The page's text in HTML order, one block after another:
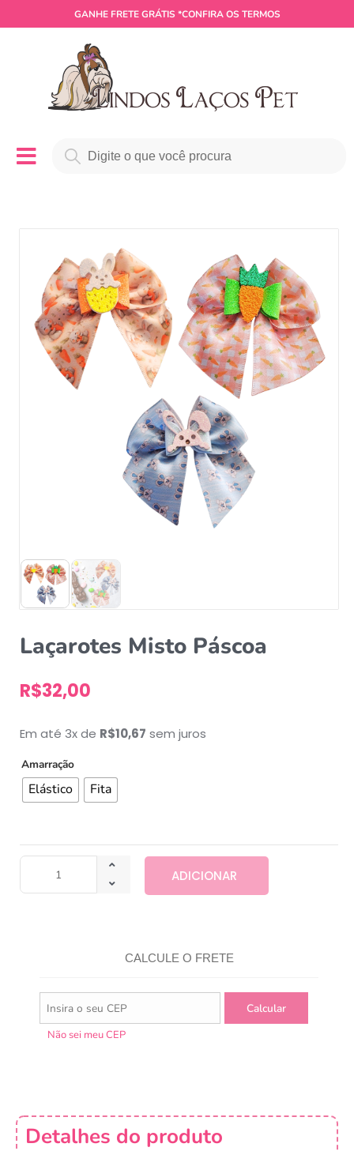
GANHE FRETE GRÁTIS *CONFIRA OS TERMOS
Laçarotes Misto Páscoa
R$32,00
Em até 3x de R$10,67 sem juros
Amarração
Elástico Fita
ADICIONAR
CALCULE O FRETE
Não sei meu CEP
Detalhes do produto